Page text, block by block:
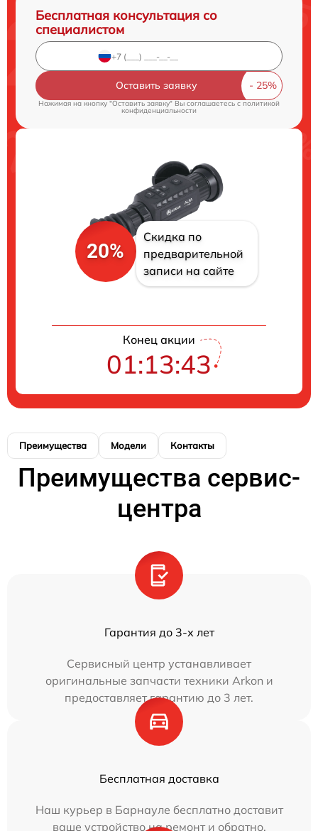
Бесплатная консультация со
специалистом
Оставить заявку
Нажимая на кнопку "Оставить заявку" Вы соглашаетесь c политикой
конфиденциальности
20%
Скидка по
предварительной
записи на сайте
Конец акции
01:13:43
Преимущества Модели Контакты
Преимущества сервис-
центра
Гарантия до 3-х лет
Сервисный центр устанавливает
оригинальные запчасти техники Arkon и
предоставляет гарантию до 3 лет.
Бесплатная доставка
Наш курьер в Барнауле бесплатно доставит
ваше устройство на ремонт и обратно.